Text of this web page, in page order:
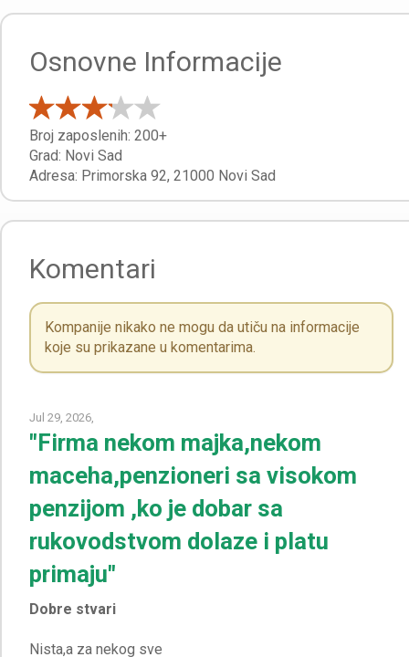
Osnovne Informacije
Broj zaposlenih: 200+
Grad: Novi Sad
Adresa: Primorska 92, 21000 Novi Sad
Komentari
Kompanije nikako ne mogu da utiču na informacije
koje su prikazane u komentarima.
Jul 29, 2026,
"Firma nekom majka,nekom
maceha,penzioneri sa visokom
penzijom ,ko je dobar sa
rukovodstvom dolaze i platu
primaju"
Dobre stvari